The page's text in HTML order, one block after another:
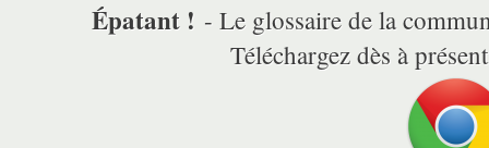
Épatant ! - Le glossaire de la
Téléchargez dès à